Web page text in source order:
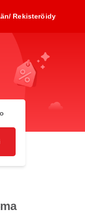
Rekisteröidy